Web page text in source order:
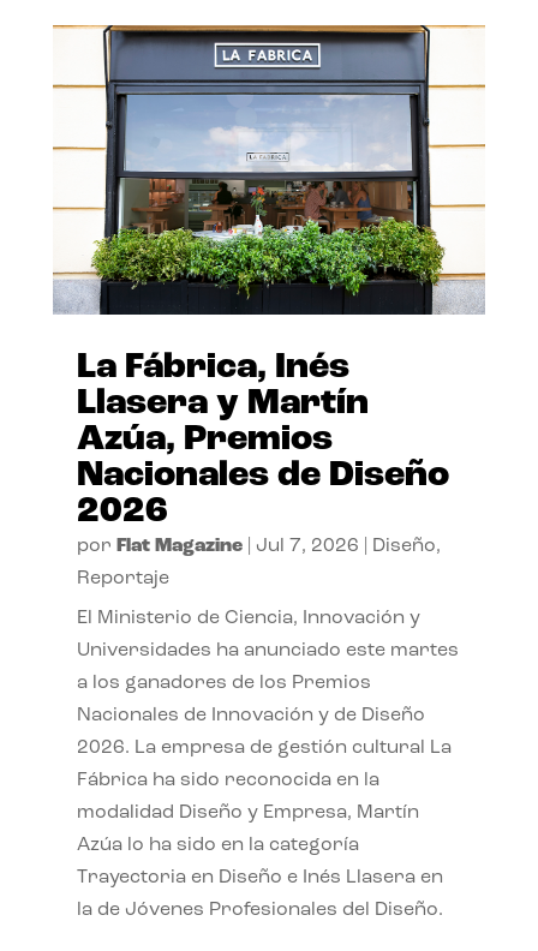
La Fábrica, Inés
Llasera y Martín
Azúa, Premios
Nacionales de Diseño
2026
por Flat Magazine| Jul 7, 2026 Diseño,
Reportaje
El Ministerio de Ciencia, Innovación y
Universidades ha anunciado este martes
a los ganadores de los Premios
Nacionales de Innovación y de Diseño
2026. La empresa de gestión cultural La
Fábrica ha sido reconocida en la
modalidad Diseño y Empresa, Martín
Azúa lo ha sido en la categoría
Trayectoria en Diseño e Inés Llasera en
la de Jóvenes Profesionales del Diseño.